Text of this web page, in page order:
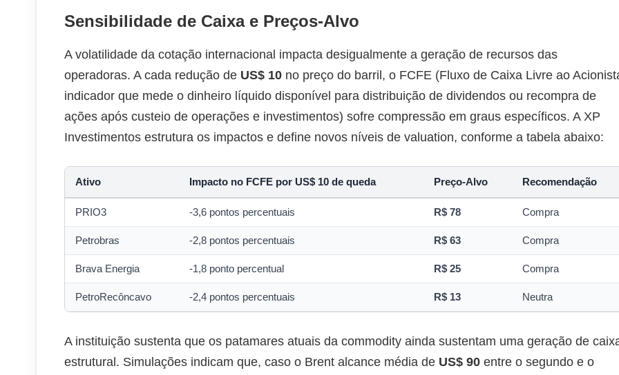
Sensibilidade de Caixa e Preços-Alvo
A volatilidade da cotação internacional impacta desigualmente a geração de recursos das
operadoras. A cada redução de US$ 10 no preço do barril, o FCFE (Fluxo de Caixa Livre ao
indicador que mede o dinheiro líquido disponível para distribuição de dividendos ou recompra de
ações após custeio de operações e investimentos) sofre compressão em graus específicos. A XP
Investimentos estrutura os impactos e define novos níveis de valuation, conforme a tabela abaixo:
Ativo Impacto no FCFE por US$ 10 de queda Preço-Alvo Recomendação
PRIO3 -3,6 pontos percentuais R$ 78 Compra
Petrobras -2,8 pontos percentuais R$ 63 Compra
Brava Energia -1,8 ponto percentual R$ 25 Compra
PetroRecôncavo -2,4 pontos percentuais R$ 13 Neutra
A instituição sustenta que os patamares atuais da commodity ainda sustentam uma geração de
estrutural. Simulações indicam que, caso o Brent alcance média de US$ 90 entre o segundo e o